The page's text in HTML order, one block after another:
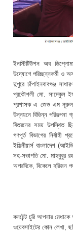
ইনস্টিটিউশন অব ডিপ্লোমা
উদ্যোগে পরিচ্ছন্নকর্মী ও
দুপুরে চাঁপাইনবাবগঞ্জ
প্রকৌশলী মো. সাদেকুল
প্রশাসক এ জেড এম নূরুল
উন্নয়নে বিভিন্ন
বিতরনের সময় উপস্থিত
গণপূর্ত বিভাগের
ইঞ্জিনীয়ার্স বাংলাদেশ
সহ-সভাপতি মো. মাহবুবুর
অপরদিকে, বিকেলে হরিজন
কনটেন্ট চুরি আপনার
ওয়েবসাইটের কোন লেখা,